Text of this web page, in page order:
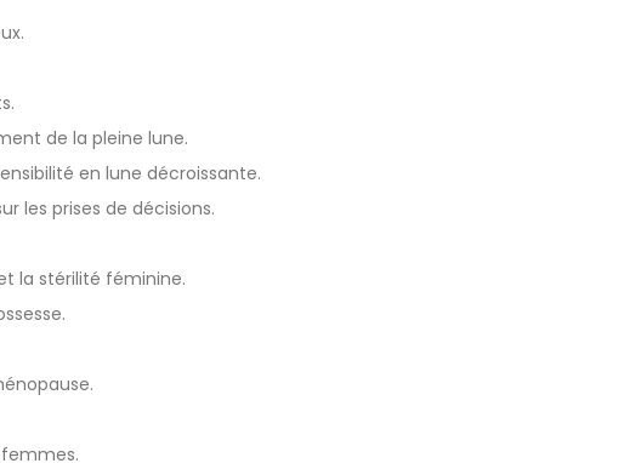
de la pleine lune.
en lune décroissante.
les prises de décisions.
la stérilité féminine.